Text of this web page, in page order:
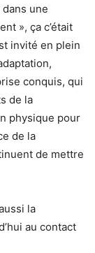
une
», ça c’était
invité en plein
conquis, qui
de la
physique pour
de la
de mettre
la
au contact